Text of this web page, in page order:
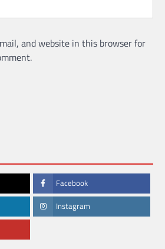
and website in this browser for
Facebook
Instagram